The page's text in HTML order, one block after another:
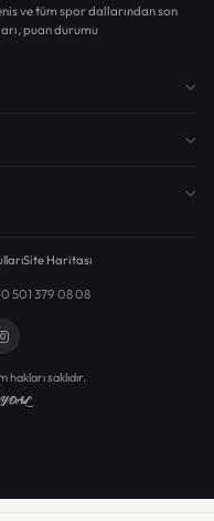
ve tüm spor dallarından son
puan durumu
Site Haritası
501 379 08 08
saklıdır.